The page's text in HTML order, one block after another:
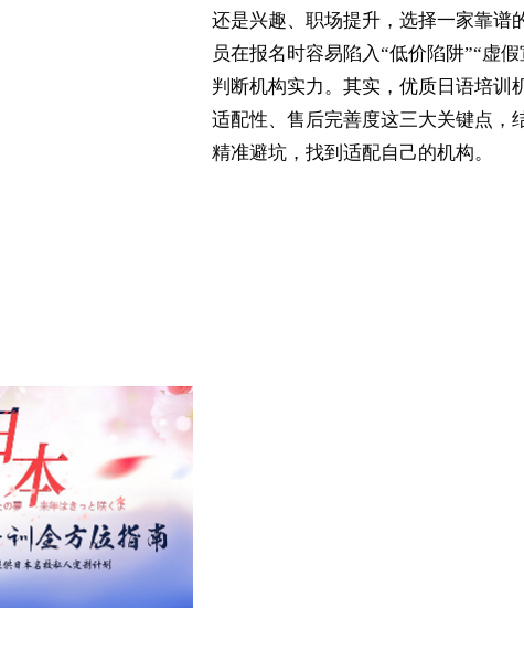
还是兴趣、职场提升，选择一家靠谱
员在报名时容易陷入“低价陷阱”“虚
判断机构实力。其实，优质日语培训
适配性、售后完善度这三大关键点，
精准避坑，找到适配自己的机构。